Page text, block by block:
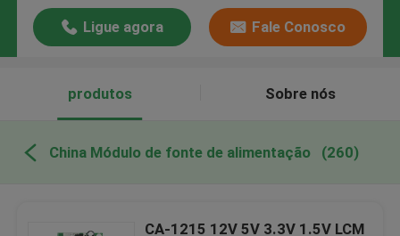
Ligue agora Fale Conosco
produtos Sobre nós
China Módulo de fonte de alimentação (260)
CA-1215 12V 5V 3.3V 1.5V LCM